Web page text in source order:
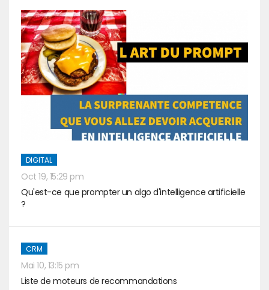
DIGITAL
Oct 19, 15:29 pm
Qu'est-ce que prompter un algo d'intelligence artificielle
?
CRM
Mai 10, 13:15 pm
Liste de moteurs de recommandations